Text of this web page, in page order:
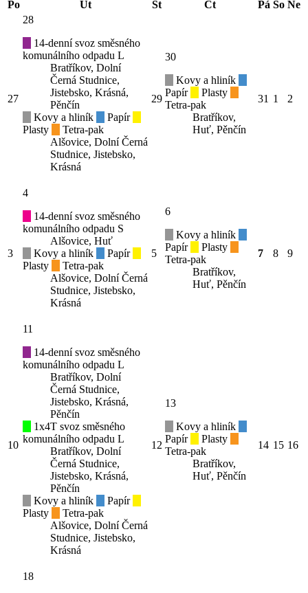
Po Út St Čt Pá So Ne
27
28
14-denní svoz směsného
komunálního odpadu L
Bratříkov, Dolní
Černá Studnice,
Jistebsko, Krásná,
Pěnčín
Kovy a hliník
Papír
Plasty
Tetra-pak
Alšovice, Dolní Černá
Studnice, Jistebsko,
Krásná
29
30
Kovy a hliník
Papír
Plasty
Tetra-pak
Bratříkov,
Huť, Pěnčín
31 1 2
3
4
14-denní svoz směsného
komunálního odpadu S
Alšovice, Huť
Kovy a hliník
Papír
Plasty
Tetra-pak
Alšovice, Dolní Černá
Studnice, Jistebsko,
Krásná
5
6
Kovy a hliník
Papír
Plasty
Tetra-pak
Bratříkov,
Huť, Pěnčín
7 8 9
10
11
14-denní svoz směsného
komunálního odpadu L
Bratříkov, Dolní
Černá Studnice,
Jistebsko, Krásná,
Pěnčín
1x4T svoz směsného
komunálního odpadu L
Bratříkov, Dolní
Černá Studnice,
Jistebsko, Krásná,
Pěnčín
Kovy a hliník
Papír
Plasty
Tetra-pak
Alšovice, Dolní Černá
Studnice, Jistebsko,
Krásná
12
13
Kovy a hliník
Papír
Plasty
Tetra-pak
Bratříkov,
Huť, Pěnčín
14 15 16
18